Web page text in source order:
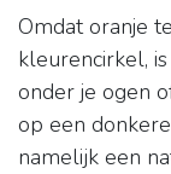
Omdat oranje
kleurencirkel,
onder je ogen
op een
namelijk een